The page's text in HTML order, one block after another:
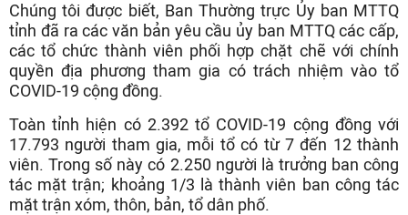
Chúng tôi được biết, Ban Thường trực Ủy ban MTTQ
tỉnh đã ra các văn bản yêu cầu ủy ban MTTQ các cấp,
các tổ chức thành viên phối hợp chặt chẽ với chính
quyền địa phương tham gia có trách nhiệm vào tổ
COVID-19 cộng đồng.
Toàn tỉnh hiện có 2.392 tổ COVID-19 cộng đồng với
17.793 người tham gia, mỗi tổ có từ 7 đến 12 thành
viên. Trong số này có 2.250 người là trưởng ban công
tác mặt trận; khoảng 1/3 là thành viên ban công tác
mặt trận xóm, thôn, bản, tổ dân phố.